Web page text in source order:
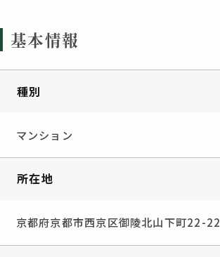
基本情報
種別
マンション
所在地
京都府京都市西京区御陵北山下町22-22